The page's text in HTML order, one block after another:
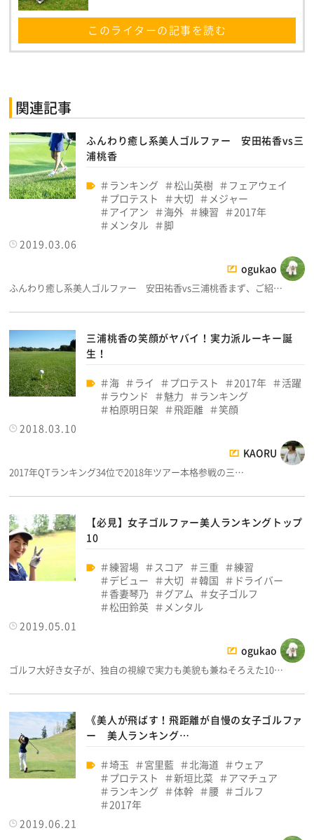
このライターの記事を読む
関連記事
ふんわり癒し系美人ゴルファー 安田祐香vs三
浦桃香
ランキング 松山英樹
フェアウェイ
プロテスト
大切
メジャー
アイアン
海外 練習
2017年
メンタル
脚
2019.03.06
ogukao
ふんわり癒し系美人ゴルファー 安田祐香vs三浦桃香まず、ご紹…
三浦桃香の笑顔がヤバイ！実力派ルーキー誕
生！
海 ライ プロテスト 2017年
活躍
ラウンド
魅力
ランキング
柏原明日架
飛距離
笑顔
2018.03.10
KAORU
2017年QTランキング34位で2018年ツアー本格参戦の三…
【必見】女子ゴルファー美人ランキングトップ
10
練習場 スコア 三重
練習
デビュー
大切 韓国
ドライバー
香妻琴乃
グアム
女子ゴルフ
松田鈴英
メンタル
2019.05.01
ogukao
ゴルフ大好き女子が、独自の視線で実力も美貌も兼ねそろえた10…
《美人が飛ばす！飛距離が自慢の女子ゴルファ
ー 美人ランキング…
埼玉 宮里藍 北海道
ウェア
プロテスト
新垣比菜
アマチュア
ランキング
体幹 腰
ゴルフ
2017年
2019.06.21